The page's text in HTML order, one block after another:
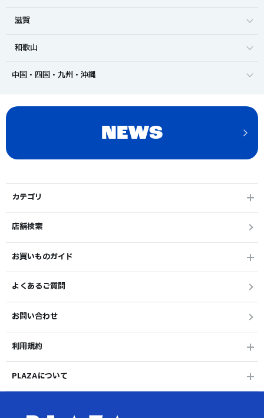
滋賀
和歌山
中国・四国・九州・沖縄
NEWS
カテゴリ
店舗検索
お買いものガイド
よくあるご質問
お問い合わせ
利用規約
PLAZAについて